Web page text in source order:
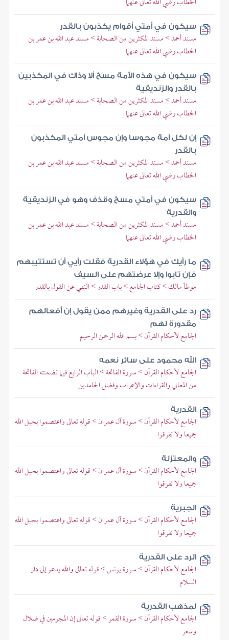
سيكون في أمتي أقوام يكذبون بالقدر
مسند أحمد > مسند المكثرين من الصحابة > مسند عبد الله بن عمر بن
الخطاب رضي الله تعالى عنهما
سيكون في هذه الأمة مسخ ألا وذاك في المكذبين
بالقدر والزنديقية
مسند أحمد > مسند المكثرين من الصحابة > مسند عبد الله بن عمر بن
الخطاب رضي الله تعالى عنهما
إن لكل أمة مجوسا وإن مجوس أمتي المكذبون
بالقدر
مسند أحمد > مسند المكثرين من الصحابة > مسند عبد الله بن عمر بن
الخطاب رضي الله تعالى عنهما
سيكون في أمتي مسخ وقذف وهو في الزنديقية
والقدرية
مسند أحمد > مسند المكثرين من الصحابة > مسند عبد الله بن عمر بن
الخطاب رضي الله تعالى عنهما
ما رأيك في هؤلاء القدرية فقلت رأيي أن تستتيبهم
فإن تابوا وإلا عرضتهم على السيف
موطأ مالك > كتاب الجامع > باب القدر > النهي عن القول بالقدر
رد على القدرية وغيرهم ممن يقول إن أفعالهم
مقدورة لهم
الجامع لأحكام القرآن > بسم الله الرحمن الرحيم
الله محمود على سائر نعمه
الجامع لأحكام القرآن > سورة الفاتحة > الباب الرابع فيما تضمنته الفاتحة
من المعاني والقراءات والإعراب وفضل الحامدين
القدرية
الجامع لأحكام القرآن > سورة آل عمران > قوله تعالى واعتصموا بحبل الله
جميعا ولا تفرقوا
والمعتزلة
الجامع لأحكام القرآن > سورة آل عمران > قوله تعالى واعتصموا بحبل الله
جميعا ولا تفرقوا
الجبرية
الجامع لأحكام القرآن > سورة آل عمران > قوله تعالى واعتصموا بحبل الله
جميعا ولا تفرقوا
الرد على القدرية
الجامع لأحكام القرآن > سورة يونس > قوله تعالى والله يدعو إلى دار
السلام
لمذهب القدرية
الجامع لأحكام القرآن > سورة القمر > قوله تعالى إن المجرمين في ضلال
وسعر